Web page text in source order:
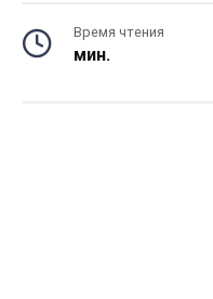
Время чтения
мин.